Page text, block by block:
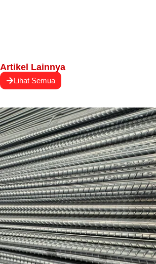
Artikel Lainnya
Lihat Semua